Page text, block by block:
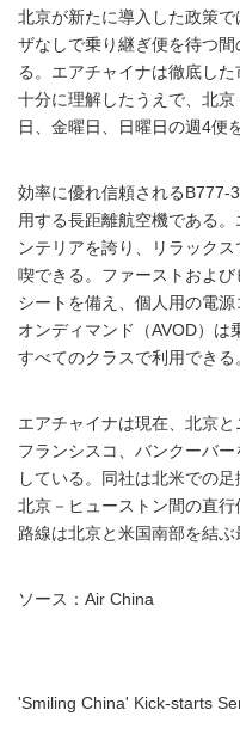
北京が新たに導入した政策
ザなしで乗り継ぎ便を待つ
る。エアチャイナは徹底し
十分に理解したうえで、北
日、金曜日、日曜日の週4便
効率に優れ信頼されるB777-
用する長距離航空機である
ンテリアを誇り、リラック
喫できる。ファーストおよ
シートを備え、個人用の電
オンディマンド（AVOD）は
すべてのクラスで利用できる
エアチャイナは現在、北京
フランシスコ、バンクーバ
している。同社は北米での
北京－ヒューストン間の直
路線は北京と米国南部を結ぶ
ソース：Air China
'Smiling China' Kick-starts